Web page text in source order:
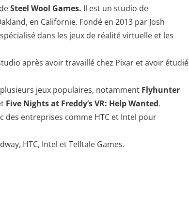
Steel Wool Games. Il est un studio de
en Californie. Fondé en 2013 par Josh
dans les jeux de réalité virtuelle et les
après avoir travaillé chez Pixar et avoir étudié
jeux populaires, notamment Flyhunter
Five Nights at Freddy’s VR: Help Wanted.
des entreprises comme HTC et Intel pour
HTC, Intel et Telltale Games.